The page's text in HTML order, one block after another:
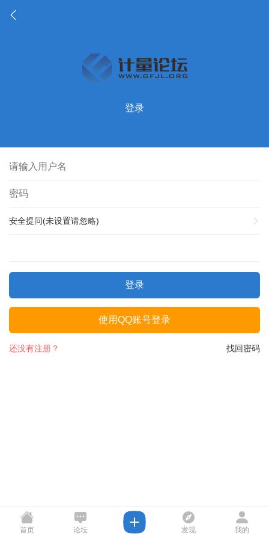
登录
安全提问(未设置请忽略)
登录
使用QQ账号登录
找回密码
还没有注册？
首页 论坛 发现 我的